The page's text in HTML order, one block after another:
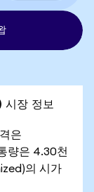
장 정보
은
량은 4.30천
의 시가